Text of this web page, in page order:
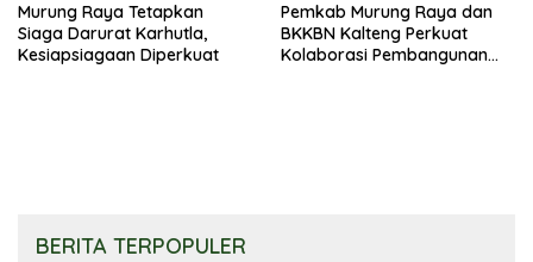
Murung Raya Tetapkan
Siaga Darurat Karhutla,
Kesiapsiagaan Diperkuat
Pemkab Murung Raya dan
BKKBN Kalteng Perkuat
Kolaborasi Pembangunan
BERITA TERPOPULER